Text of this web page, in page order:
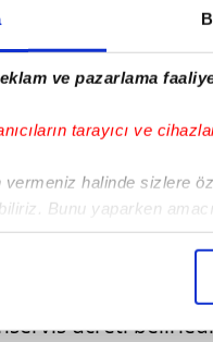
ve pazarlama
tarayıcı ve
vermeniz halinde sizlere
Bunu yaparken
adına elimizden gelen
eden Aslan,
ücreti